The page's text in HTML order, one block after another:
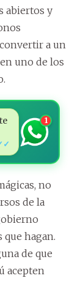
abiertos y
a un
uno de los
1
no
de la
hagan.
de que
acepten